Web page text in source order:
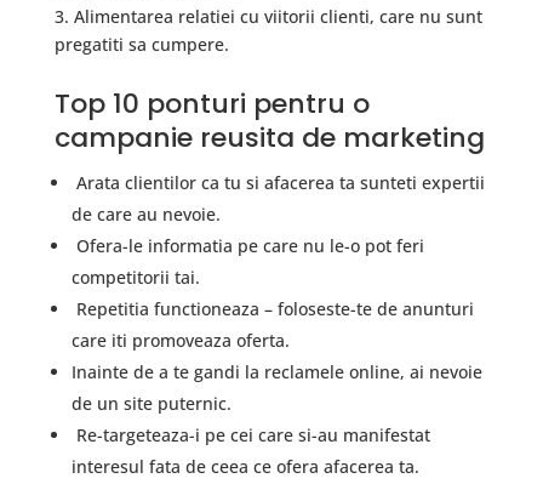
3. Alimentarea relatiei cu viitorii clienti, care nu sunt
pregatiti sa cumpere.
Top 10 ponturi pentru o
campanie reusita de marketing
Arata clientilor ca tu si afacerea ta sunteti expertii
de care au nevoie.
Ofera-le informatia pe care nu le-o pot feri
competitorii tai.
Repetitia functioneaza – foloseste-te de anunturi
care iti promoveaza oferta.
Inainte de a te gandi la reclamele online, ai nevoie
de un site puternic.
Re-targeteaza-i pe cei care si-au manifestat
interesul fata de ceea ce ofera afacerea ta.